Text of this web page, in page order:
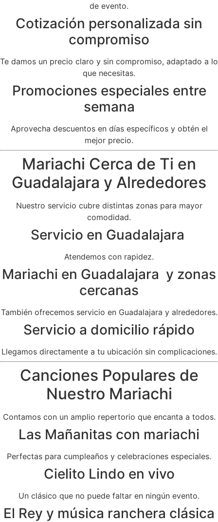
de evento.
Cotización personalizada sin
compromiso
Te damos un precio claro y sin compromiso, adaptado a lo
que necesitas.
Promociones especiales entre
semana
Aprovecha descuentos en días específicos y obtén el
mejor precio.
Mariachi Cerca de Ti en
Guadalajara y Alrededores
Nuestro servicio cubre distintas zonas para mayor
comodidad.
Servicio en Guadalajara
Atendemos con rapidez.
Mariachi en Guadalajara y zonas
cercanas
También ofrecemos servicio en Guadalajara y alrededores.
Servicio a domicilio rápido
Llegamos directamente a tu ubicación sin complicaciones.
Canciones Populares de
Nuestro Mariachi
Contamos con un amplio repertorio que encanta a todos.
Las Mañanitas con mariachi
Perfectas para cumpleaños y celebraciones especiales.
Cielito Lindo en vivo
Un clásico que no puede faltar en ningún evento.
El Rey y música ranchera clásica